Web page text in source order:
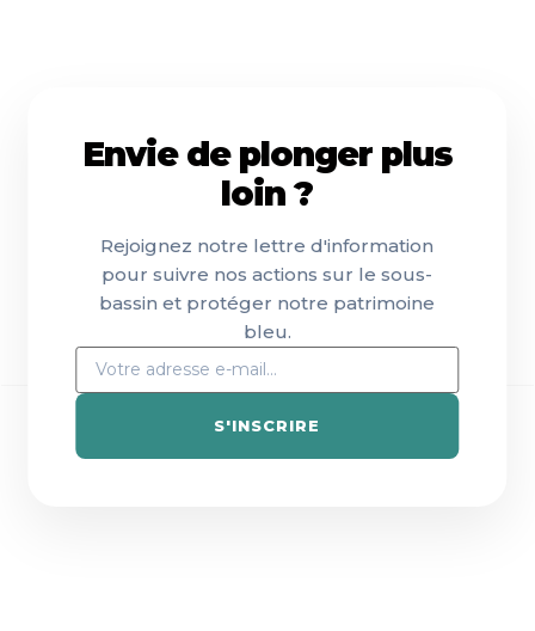
Envie de plonger plus
loin ?
Rejoignez notre lettre d'information
pour suivre nos actions sur le sous-
bassin et protéger notre patrimoine
bleu.
S'INSCRIRE